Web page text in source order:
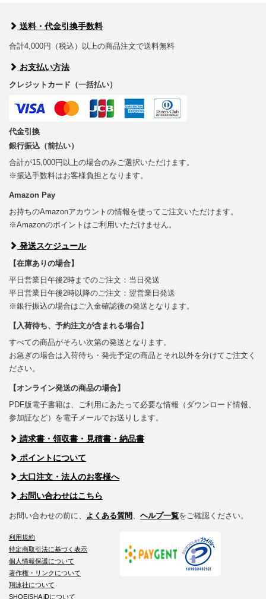
送料・代金引換手数料
合計4,000円（税込）以上の商品注文で送料無料
お支払い方法
クレジットカード（一括払い）
代金引換
銀行振込（前払い）
合計が15,000円以上の場合のみご選択いただけます。
※振込手数料はお客様負担となります。
Amazon Pay
お持ちのAmazonアカウントの情報を使ってご注文いただけます。
※Amazonのポイントはご利用いただけません。
発送スケジュール
【在庫ありの場合】
平日営業日午後2時までのご注文：当日発送
平日営業日午後2時以降のご注文：翌営業日発送
※銀行振込の場合はご入金確認後の発送となります。
【入荷待ち、予約注文が含まれる場合】
すべての商品がそろい次第の発送となります。
お急ぎの場合は入荷待ち・発売予定の商品とそれ以外を分けてご注文く
ださい。
【オンライン発送の商品の場合】
PDF版電子書籍は、ご利用にあたって必要な情報（ダウンロード情報、
参加証など）を電子メールでお送りします。
請求書・領収書・見積書・納品書
ポイントについて
大口注文・法人のお客様へ
お問い合わせはこちら
お問い合わせの前に、 よくある質問 ヘルプ一覧をご確認ください。
利用規約
特定商取引法に基づく表示
個人情報保護について
著作権・リンクについて
翔泳社について
SHOEISHA iDについて